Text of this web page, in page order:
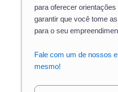
para oferecer
garantir que você tome
para o seu
Fale com um de nossos
mesmo!